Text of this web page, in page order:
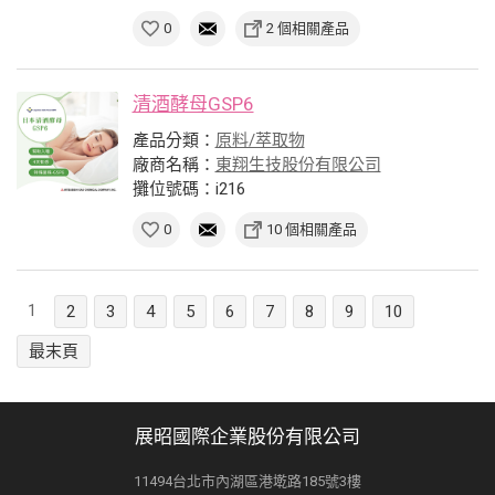
0 2 個相關產品
清酒酵母GSP6
產品分類： 原料/萃取物
廠商名稱： 東翔生技股份有限公司
攤位號碼：i216
0 10 個相關產品
1 2 3 4 5 6 7 8 9
10
最末頁
展昭國際企業股份有限公司
11494台北市內湖區港墘路185號3樓